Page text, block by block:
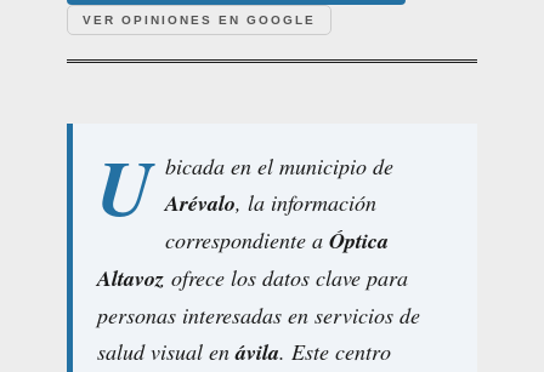
VER OPINIONES EN GOOGLE
U bicada en el municipio de
Arévalo, la información
correspondiente a Óptica
Altavoz ofrece los datos clave para
personas interesadas en servicios de
salud visual enávila. Este centro